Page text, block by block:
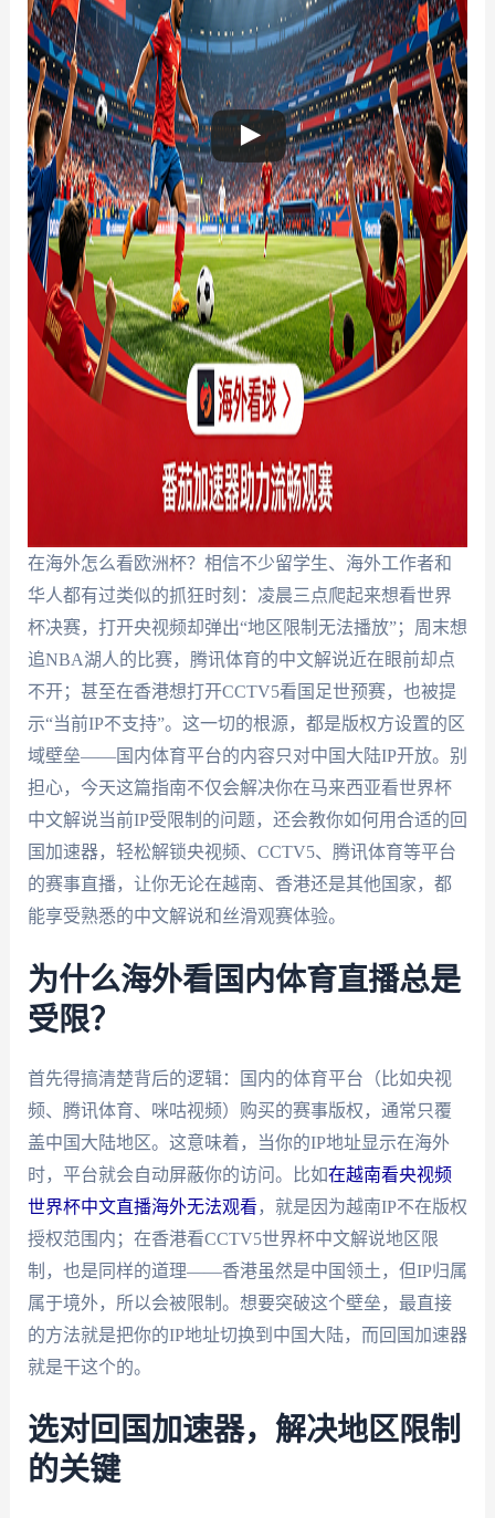
在海外怎么看欧洲杯？相信不少留学生、海外工作者和
华人都有过类似的抓狂时刻：凌晨三点爬起来想看世界
杯决赛，打开央视频却弹出“地区限制无法播放”；周末想
追NBA湖人的比赛，腾讯体育的中文解说近在眼前却点
不开；甚至在香港想打开CCTV5看国足世预赛，也被提
示“当前IP不支持”。这一切的根源，都是版权方设置的区
域壁垒——国内体育平台的内容只对中国大陆IP开放。别
担心，今天这篇指南不仅会解决你在马来西亚看世界杯
中文解说当前IP受限制的问题，还会教你如何用合适的回
国加速器，轻松解锁央视频、CCTV5、腾讯体育等平台
的赛事直播，让你无论在越南、香港还是其他国家，都
能享受熟悉的中文解说和丝滑观赛体验。
为什么海外看国内体育直播总是
受限？
首先得搞清楚背后的逻辑：国内的体育平台（比如央视
频、腾讯体育、咪咕视频）购买的赛事版权，通常只覆
盖中国大陆地区。这意味着，当你的IP地址显示在海外
时，平台就会自动屏蔽你的访问。比如在越南看央视频
世界杯中文直播海外无法观看 ，就是因为越南IP不在版权
授权范围内；在香港看CCTV5世界杯中文解说地区限
制，也是同样的道理——香港虽然是中国领土，但IP归属
属于境外，所以会被限制。想要突破这个壁垒，最直接
的方法就是把你的IP地址切换到中国大陆，而回国加速器
就是干这个的。
选对回国加速器，解决地区限制
的关键